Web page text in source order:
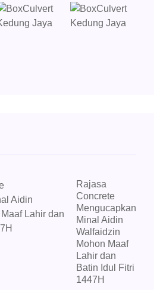
Rajasa
Concrete
Mengucapkan
Minal Aidin
Walfaidzin
Mohon Maaf
Lahir dan
Batin Idul Fitri
1447H